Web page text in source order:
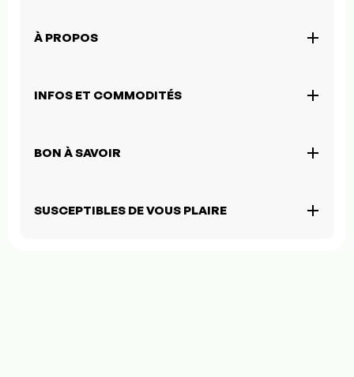
À PROPOS
INFOS ET COMMODITÉS
BON À SAVOIR
SUSCEPTIBLES DE VOUS PLAIRE